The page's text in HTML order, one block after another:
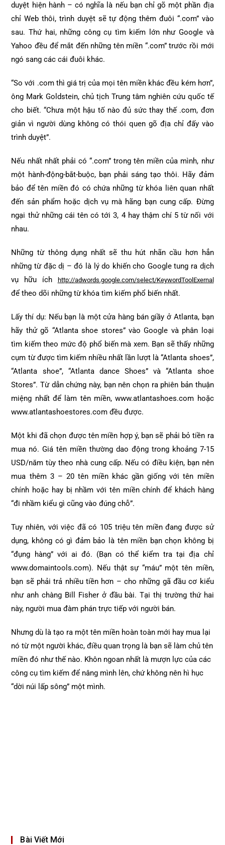
duyệt hiện hành – có nghĩa là nếu bạn chỉ gõ một phần địa
chỉ Web thôi, trình duyệt sẽ tự động thêm đuôi “.com” vào
sau. Thứ hai, những công cụ tìm kiếm lớn như Google và
Yahoo đều để mắt đến những tên miền “.com” trước rồi mới
ngó sang các cái đuôi khác.
“So với .com thì giá trị của mọi tên miền khác đều kém hơn”,
ông Mark Goldstein, chủ tịch Trung tâm nghiên cứu quốc tế
cho biết. “Chưa một hậu tố nào đủ sức thay thế .com, đơn
giản vì người dùng không có thói quen gõ địa chỉ đấy vào
trình duyệt”.
Nếu nhất nhất phải có “.com” trong tên miền của mình, như
một hành-động-bắt-buộc, bạn phải sáng tạo thôi. Hãy đảm
bảo để tên miền đó có chứa những từ khóa liên quan nhất
đến sản phẩm hoặc dịch vụ mà hãng bạn cung cấp. Đừng
ngại thử những cái tên có tới 3, 4 hay thậm chí 5 từ nối với
nhau.
Những từ thông dụng nhất sẽ thu hút nhãn cầu hơn hẳn
những từ đặc dị – đó là lý do khiến cho Google tung ra dịch
vụ hữu ích
http://adwords.google.com/select/KeywordToolExernal
để theo dõi những từ khóa tìm kiếm phổ biến nhất.
Lấy thí dụ: Nếu bạn là một cửa hàng bán giầy ở Atlanta, bạn
hãy thử gõ “Atlanta shoe stores” vào Google và phân loại
tìm kiếm theo mức độ phổ biến mà xem. Bạn sẽ thấy những
cụm từ được tìm kiếm nhiều nhất lần lượt là “Atlanta shoes”,
“Atlanta shoe”, “Atlanta dance Shoes” và “Atlanta shoe
Stores”. Từ dẫn chứng này, bạn nên chọn ra phiên bản thuận
miệng nhất để làm tên miền, www.atlantashoes.com hoặc
www.atlantashoestores.com đều được.
Một khi đã chọn được tên miền hợp ý, bạn sẽ phải bỏ tiền ra
mua nó. Giá tên miền thường dao động trong khoảng 7-15
USD/năm tùy theo nhà cung cấp. Nếu có điều kiện, bạn nên
mua thêm 3 – 20 tên miền khác gần giống với tên miền
chính hoặc hay bị nhầm với tên miền chính để khách hàng
“đi nhầm kiểu gì cũng vào đúng chỗ”.
Tuy nhiên, với việc đã có 105 triệu tên miền đang được sử
dụng, không có gì đảm bảo là tên miền bạn chọn không bị
“đụng hàng” với ai đó. (Bạn có thể kiểm tra tại địa chỉ
www.domaintools.com). Nếu thật sự “máu” một tên miền,
bạn sẽ phải trả nhiều tiền hơn – cho những gã đầu cơ kiểu
như anh chàng Bill Fisher ở đầu bài. Tại thị trường thứ hai
này, người mua đàm phán trực tiếp với người bán.
Nhưng dù là tạo ra một tên miền hoàn toàn mới hay mua lại
nó từ một người khác, điều quan trọng là bạn sẽ làm chủ tên
miền đó như thế nào. Khôn ngoan nhất là mượn lực của các
công cụ tìm kiếm để nâng mình lên, chứ không nên hì hục
“dời núi lấp sông” một mình.
Bài Viết Mới